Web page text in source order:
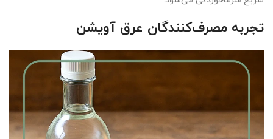
تجربه مصرف‌کنندگان عرق آویشن